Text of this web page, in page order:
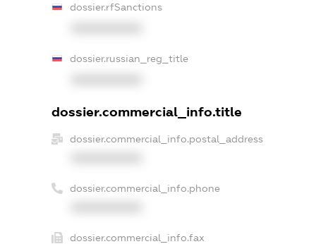
dossier.rfSanctions
dossier.russian_reg_title
dossier.commercial_info.title
dossier.commercial_info.postal_address
dossier.commercial_info.phone
dossier.commercial_info.fax